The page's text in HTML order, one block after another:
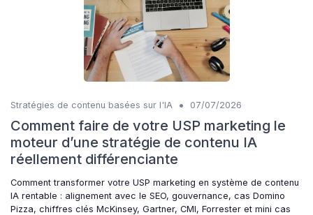
Stratégies de contenu basées sur l'IA • 07/07/2026
Comment faire de votre USP marketing le
moteur d’une stratégie de contenu IA
réellement différenciante
Comment transformer votre USP marketing en système de contenu
IA rentable : alignement avec le SEO, gouvernance, cas Domino
Pizza, chiffres clés McKinsey, Gartner, CMI, Forrester et mini cas